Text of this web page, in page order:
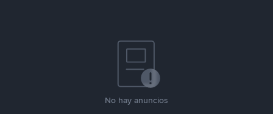
No hay anuncios